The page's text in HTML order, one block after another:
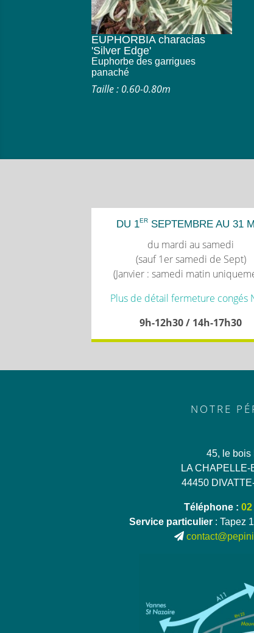
EUPHORBIA characias
'Silver Edge'
Euphorbe des garrigues
panaché
Taille : 0.60-0.80m
DU 1ER SEPTEMBRE AU 31
du mardi au samedi
(sauf 1er samedi de Sept)
(Janvier : samedi matin
Plus de détail fermeture congés
9h-12h30 / 14h-17h30
NOTRE
45, le bois
LA
44450
Téléphone :02
Service particulier : Tapez